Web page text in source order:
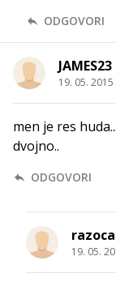
ODGOVORI
JAMES23
19. 05. 2015
men je res
dvojno..
ODGOVORI
19. 05.